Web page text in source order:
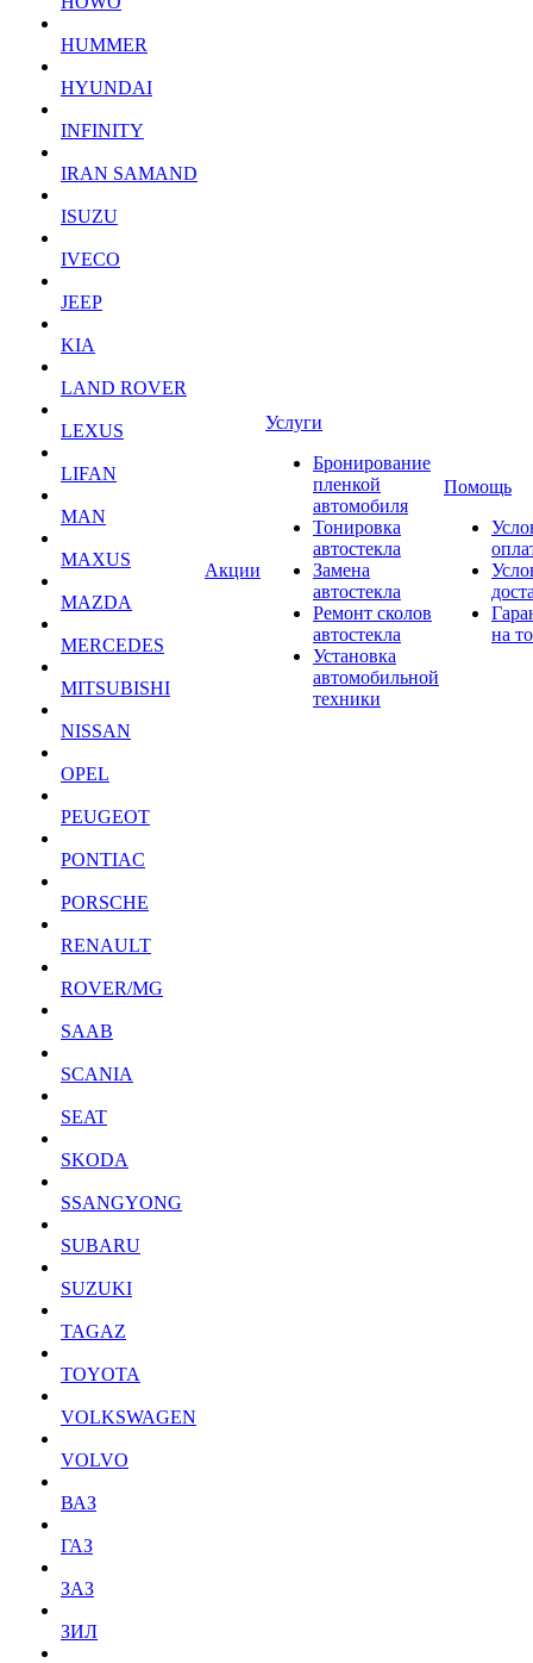
HUMMER
HYUNDAI
INFINITY
IRAN SAMAND
ISUZU
IVECO
JEEP
KIA
LAND ROVER
LEXUS
LIFAN
MAN
MAXUS
MAZDA
MERCEDES
MITSUBISHI
NISSAN
OPEL
PEUGEOT
PONTIAC
PORSCHE
RENAULT
ROVER/MG
SAAB
SCANIA
SEAT
SKODA
SSANGYONG
SUBARU
SUZUKI
TAGAZ
TOYOTA
VOLKSWAGEN
VOLVO
ВАЗ
ГАЗ
ЗАЗ
ЗИЛ
Акции
Услуги
Бронирование
пленкой
автомобиля
Тонировка
автостекла
Замена
автостекла
Ремонт сколов
автостекла
Установка
автомобильной
техники
Помощь
на